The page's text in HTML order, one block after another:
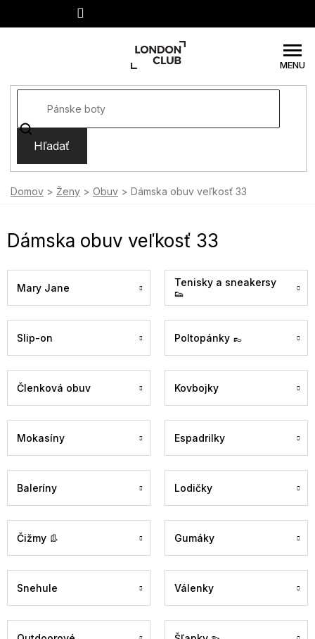
Hľadať
Domov Ženy Obuv Dámska obuv veľkosť 33
Dámska obuv veľkosť 33
Mary Jane
Tenisky a sneakersy
👟
Slip-on Poltopánky 👞
Členková obuv Kovbojky
Mokasíny Espadrilky
Baleríny Lodičky
Čižmy 👢 Gumáky
Snehule Válenky